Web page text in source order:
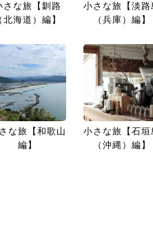
さな旅【釧路
北海道）編】
小さな旅【淡路
（兵庫）編】
な旅【和歌山
編】
小さな旅【石垣
（沖縄）編】